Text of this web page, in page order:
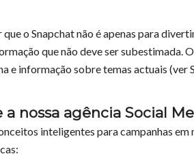
o Snapchat não é apenas para
que não deve ser subestimada.
e informação sobre temas actuais
a nossa agência Social
inteligentes para campanhas em